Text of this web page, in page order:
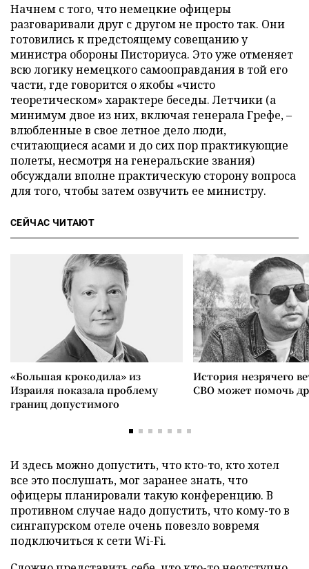
Начнем с того, что немецкие офицеры
разговаривали друг с другом не просто так. Они
готовились к предстоящему совещанию у
министра обороны Писториуса. Это уже отменяет
всю логику немецкого самооправдания в той его
части, где говорится о якобы «чисто
теоретическом» характере беседы. Летчики (а
минимум двое из них, включая генерала Грефе, –
влюбленные в свое летное дело люди,
считающиеся асами и до сих пор практикующие
полеты, несмотря на генеральские звания)
обсуждали вполне практическую сторону вопроса
для того, чтобы затем озвучить ее министру.
СЕЙЧАС ЧИТАЮТ
«Большая крокодила» из
Израиля показала проблему
границ допустимого
История незрячего
СВО может помочь
И здесь можно допустить, что кто-то, кто хотел
все это послушать, мог заранее знать, что
офицеры планировали такую конференцию. В
противном случае надо допустить, что кому-то в
сингапурском отеле очень повезло вовремя
подключиться к сети Wi-Fi.